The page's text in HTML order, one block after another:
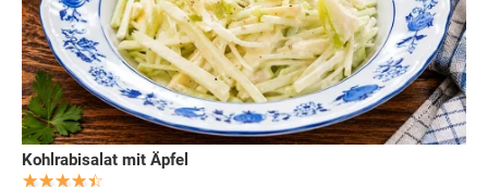
Kohlrabisalat mit Äpfel